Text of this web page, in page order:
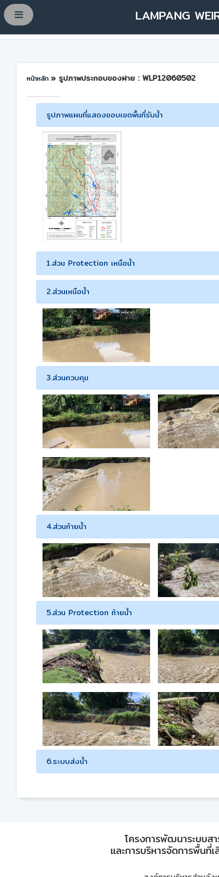
LAMPANG
หน้าหลัก » รูปภาพประกอบของฝาย : WLP12060502
รูปภาพแผนที่แสดงขอบเขตพื้นที่รับน้ำ
1.ส่วน Protection เหนือน้ำ
2.ส่วนเหนือน้ำ
3.ส่วนควบคุม
4.ส่วนท้ายน้ำ
5.ส่วน Protection ท้ายน้ำ
6.ระบบส่งน้ำ
โครงการพัฒนาระบบส
และการบริหารจัดการพื้นที่